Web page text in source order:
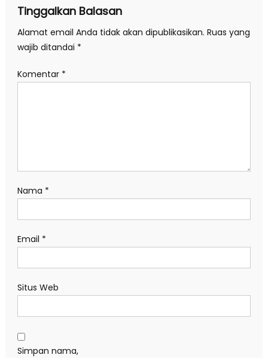
Tinggalkan Balasan
Alamat email Anda tidak akan dipublikasikan. Ruas yang
wajib ditandai *
Komentar *
Nama *
Email *
Situs Web
Simpan nama,